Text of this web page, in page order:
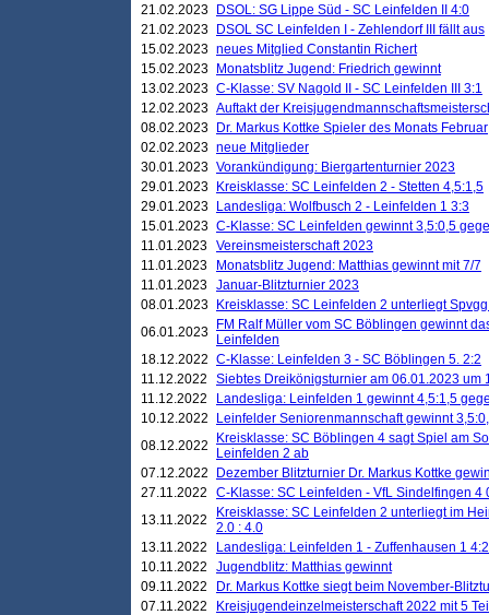
21.02.2023
DSOL: SG Lippe Süd - SC Leinfelden II 4:0
21.02.2023
DSOL SC Leinfelden I - Zehlendorf III fällt aus
15.02.2023 neues Mitglied Constantin Richert
15.02.2023
Monatsblitz Jugend: Friedrich gewinnt
13.02.2023 C-Klasse: SV Nagold II - SC Leinfelden III 3:1
12.02.2023 Auftakt der
08.02.2023
Dr. Markus Kottke Spieler des Monats Februar
02.02.2023 neue Mitglieder
30.01.2023 Vorankündigung: Biergartenturnier 2023
29.01.2023
Kreisklasse: SC Leinfelden 2 - Stetten 4,5:1,5
29.01.2023
Landesliga: Wolfbusch 2 - Leinfelden 1 3:3
15.01.2023 C-Klasse: SC Leinfelden gewinnt 3,5:0,5
11.01.2023 Vereinsmeisterschaft 2023
11.01.2023
Monatsblitz Jugend: Matthias gewinnt mit 7/7
11.01.2023 Januar-Blitzturnier 2023
08.01.2023
Kreisklasse: SC Leinfelden 2 unterliegt
06.01.2023
FM Ralf Müller vom SC Böblingen gewinnt
Leinfelden
18.12.2022 C-Klasse: Leinfelden 3 - SC Böblingen 5. 2:2
11.12.2022
Siebtes Dreikönigsturnier am 06.01.2023 um
11.12.2022
Landesliga: Leinfelden 1 gewinnt 4,5:1,5
10.12.2022
Leinfelder Seniorenmannschaft gewinnt
08.12.2022
Kreisklasse: SC Böblingen 4 sagt Spiel am
Leinfelden 2 ab
07.12.2022
Dezember Blitzturnier Dr. Markus Kottke
27.11.2022
C-Klasse: SC Leinfelden - VfL Sindelfingen 4
13.11.2022
Kreisklasse: SC Leinfelden 2 unterliegt im
2.0 : 4.0
13.11.2022
Landesliga: Leinfelden 1 - Zuffenhausen 1 4:2
10.11.2022
Jugendblitz: Matthias gewinnt
09.11.2022
Dr. Markus Kottke siegt beim November-
07.11.2022
Kreisjugendeinzelmeisterschaft 2022 mit 5